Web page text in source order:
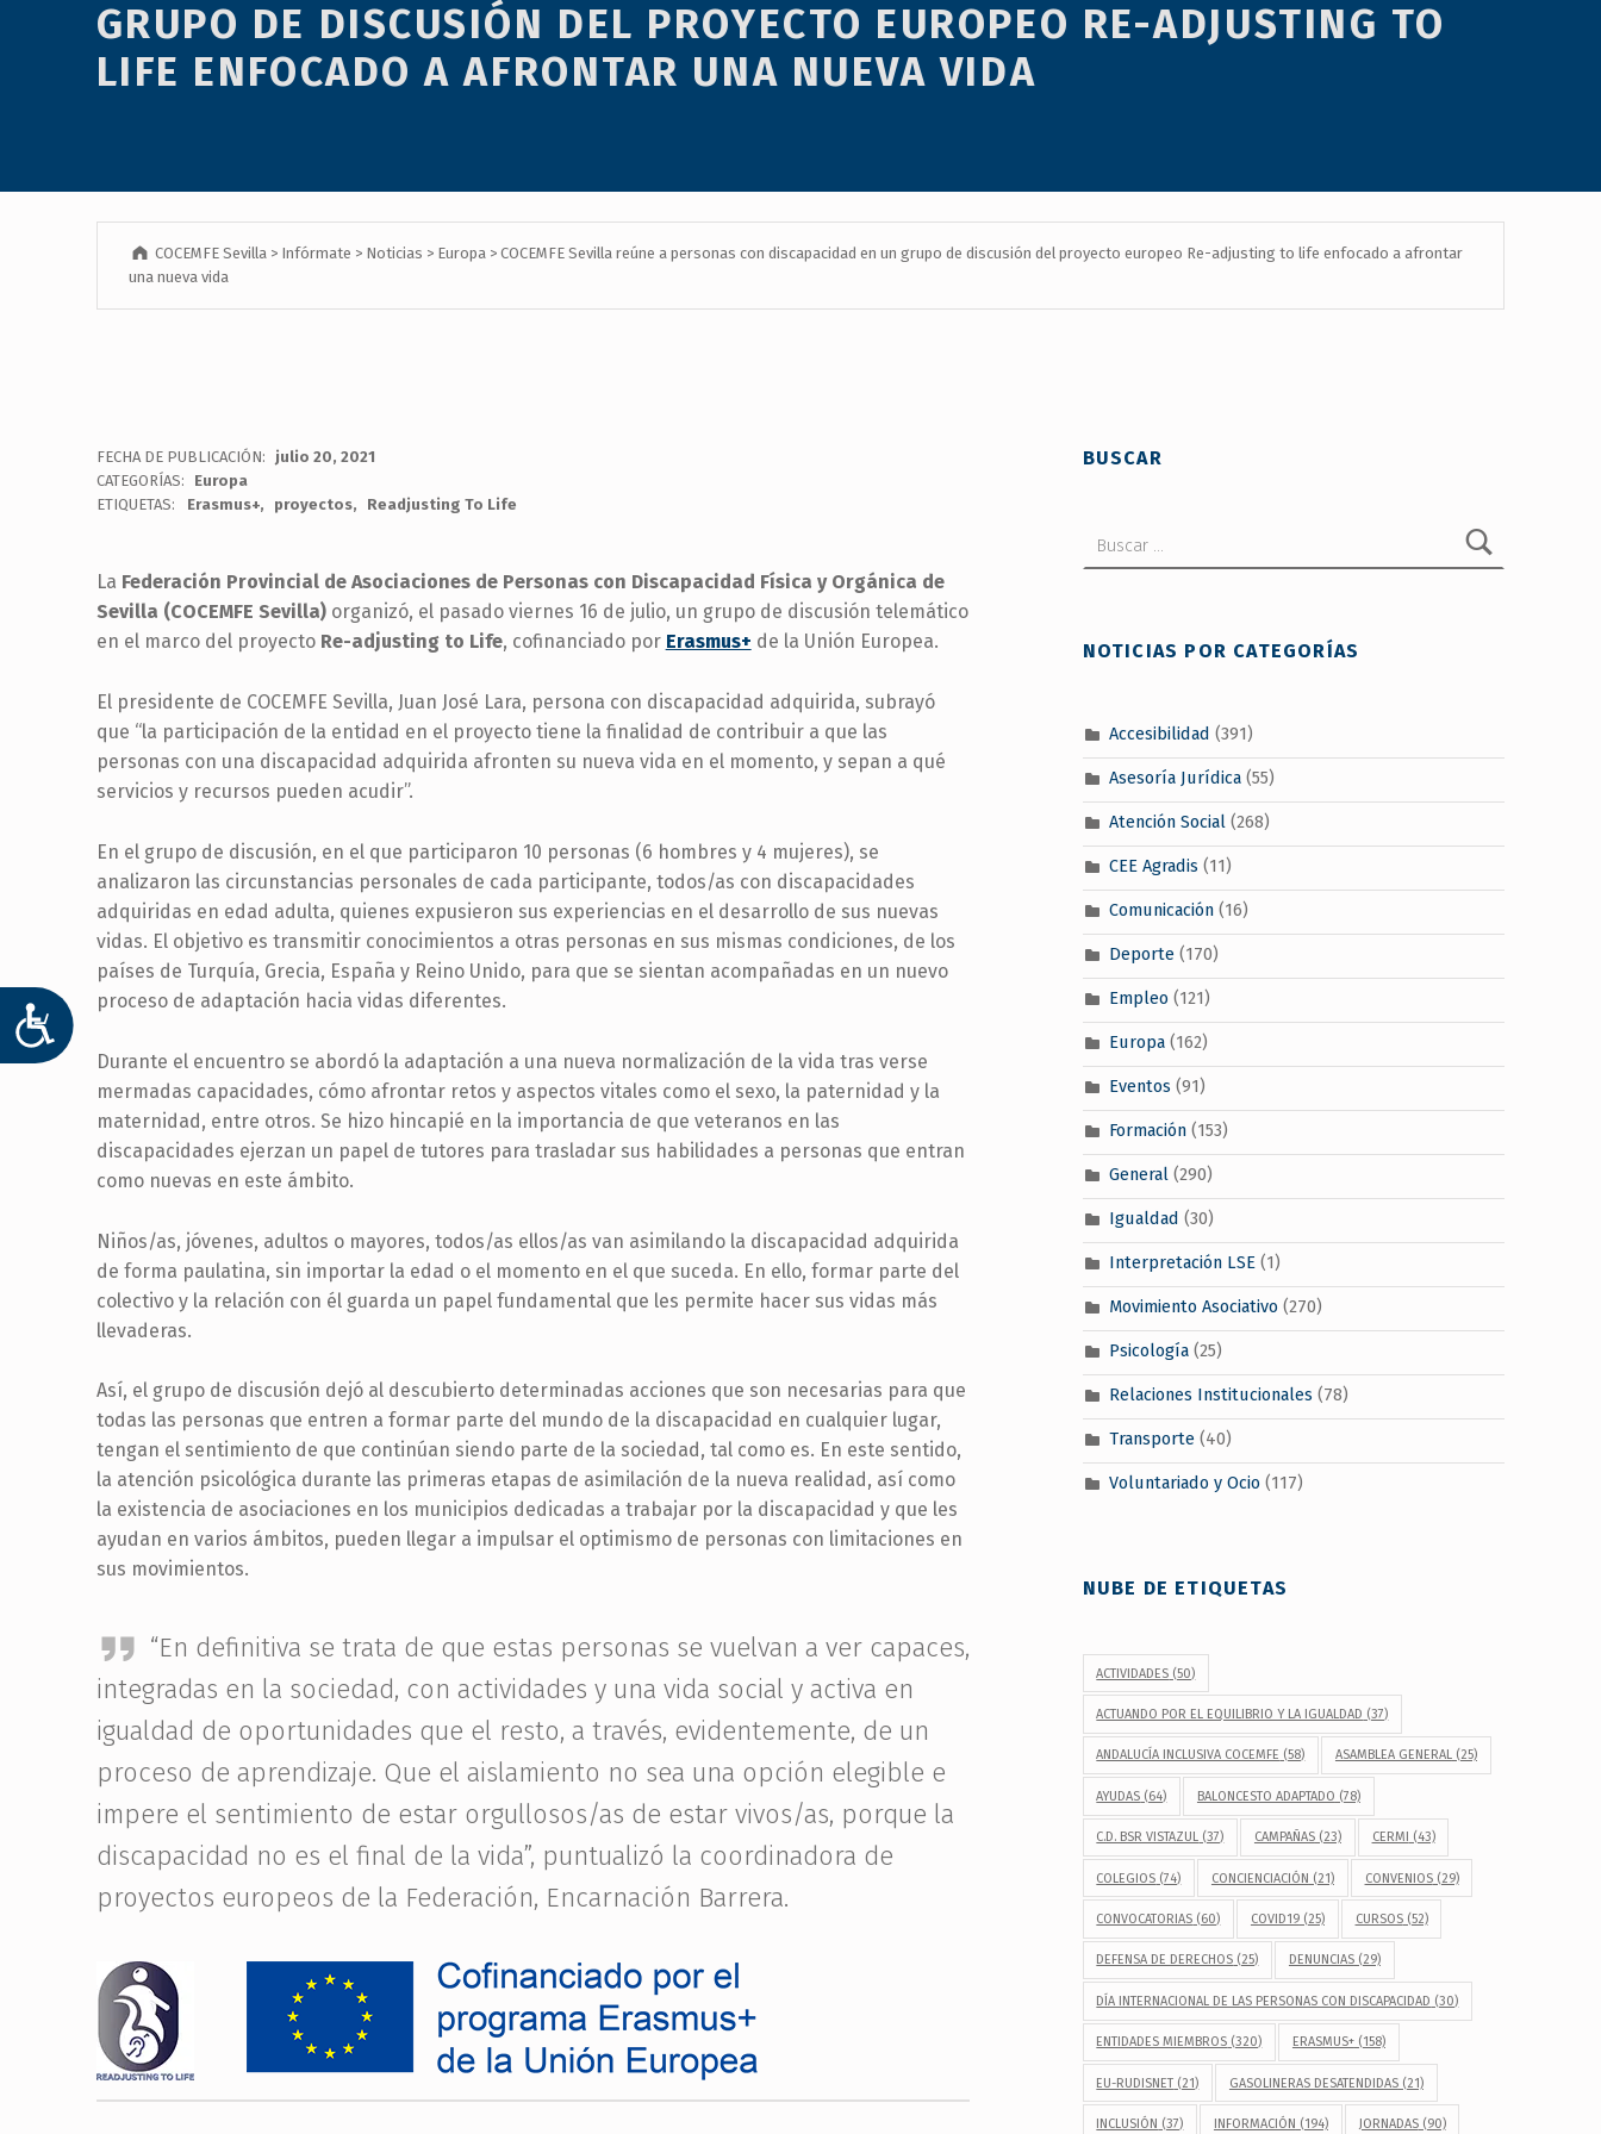
accesibilidad.
ACCESIBILIDAD
GRUPO DE DISCUSIÓN DEL PROYECTO EUROPEO RE-ADJUSTING TO
LIFE ENFOCADO A AFRONTAR UNA NUEVA VIDA
COCEMFE Sevilla > Infórmate > Noticias > Europa >COCEMFE Sevilla reúne a personas con discapacidad en un grupo de discusión del proyecto europeo Re-adjusting to life enfocado a afrontar
una nueva vida
FECHA DE PUBLICACIÓN:
julio 20, 2021
CATEGORÍAS:
Europa
ETIQUETAS:
Erasmus+ proyectos Readjusting To Life
La Federación Provincial de Asociaciones de Personas con Discapacidad Física y Orgánica de
Sevilla (COCEMFE Sevilla)organizó, el pasado viernes 16 de julio, un grupo de discusión telemático
en el marco del proyecto Re-adjusting to Life, cofinanciado por Erasmus+ de la Unión Europea.
El presidente de COCEMFE Sevilla, Juan José Lara, persona con discapacidad adquirida, subrayó
que “la participación de la entidad en el proyecto tiene la finalidad de contribuir a que las
personas con una discapacidad adquirida afronten su nueva vida en el momento, y sepan a qué
servicios y recursos pueden acudir”.
En el grupo de discusión, en el que participaron 10 personas (6 hombres y 4 mujeres), se
analizaron las circunstancias personales de cada participante, todos/as con discapacidades
adquiridas en edad adulta, quienes expusieron sus experiencias en el desarrollo de sus nuevas
vidas. El objetivo es transmitir conocimientos a otras personas en sus mismas condiciones, de los
países de Turquía, Grecia, España y Reino Unido, para que se sientan acompañadas en un nuevo
proceso de adaptación hacia vidas diferentes.
Durante el encuentro se abordó la adaptación a una nueva normalización de la vida tras verse
mermadas capacidades, cómo afrontar retos y aspectos vitales como el sexo, la paternidad y la
maternidad, entre otros. Se hizo hincapié en la importancia de que veteranos en las
discapacidades ejerzan un papel de tutores para trasladar sus habilidades a personas que entran
como nuevas en este ámbito.
Niños/as, jóvenes, adultos o mayores, todos/as ellos/as van asimilando la discapacidad adquirida
de forma paulatina, sin importar la edad o el momento en el que suceda. En ello, formar parte del
colectivo y la relación con él guarda un papel fundamental que les permite hacer sus vidas más
llevaderas.
Así, el grupo de discusión dejó al descubierto determinadas acciones que son necesarias para que
todas las personas que entren a formar parte del mundo de la discapacidad en cualquier lugar,
tengan el sentimiento de que continúan siendo parte de la sociedad, tal como es. En este sentido,
la atención psicológica durante las primeras etapas de asimilación de la nueva realidad, así como
la existencia de asociaciones en los municipios dedicadas a trabajar por la discapacidad y que les
ayudan en varios ámbitos, pueden llegar a impulsar el optimismo de personas con limitaciones en
sus movimientos.
“En definitiva se trata de que estas personas se vuelvan a ver capaces,
integradas en la sociedad, con actividades y una vida social y activa en
igualdad de oportunidades que el resto, a través, evidentemente, de un
proceso de aprendizaje. Que el aislamiento no sea una opción elegible e
impere el sentimiento de estar orgullosos/as de estar vivos/as, porque la
discapacidad no es el final de la vida”, puntualizó la coordinadora de
proyectos europeos de la Federación, Encarnación Barrera.
BUSCAR
NOTICIAS POR CATEGORÍAS
Accesibilidad (391)
Asesoría Jurídica(55)
Atención Social(268)
CEE Agradis (11)
Comunicación(16)
Deporte(170)
Empleo (121)
Europa(162)
Eventos (91)
Formación(153)
General(290)
Igualdad (30)
Interpretación LSE(1)
Movimiento Asociativo (270)
Psicología(25)
Relaciones Institucionales (78)
Transporte(40)
Voluntariado y Ocio (117)
NUBE DE ETIQUETAS
ACTIVIDADES (50)
ACTUANDO POR EL EQUILIBRIO Y LA IGUALDAD (37)
ANDALUCÍA INCLUSIVA COCEMFE (58) ASAMBLEA GENERAL(25)
AYUDAS (64) BALONCESTO ADAPTADO (78)
C.D. BSR VISTAZUL (37) CAMPAÑAS(23) CERMI (43)
COLEGIOS (74) CONCIENCIACIÓN (21) CONVENIOS(29)
CONVOCATORIAS (60) COVID19(25) CURSOS(52)
DEFENSA DE DERECHOS (25) DENUNCIAS(29)
DÍA INTERNACIONAL DE LAS PERSONAS CON DISCAPACIDAD (30)
ENTIDADES MIEMBROS (320) ERASMUS+(158)
EU-RUDISNET (21) GASOLINERAS DESATENDIDAS(21)
INCLUSIÓN (37) INFORMACIÓN (194) JORNADAS(90)